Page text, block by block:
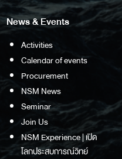
News & Events
Activities
Calendar of events
Procurement
NSM News
Seminar
Join Us
NSM Experience | เปิด
โลกประสบการณ์วิทย์